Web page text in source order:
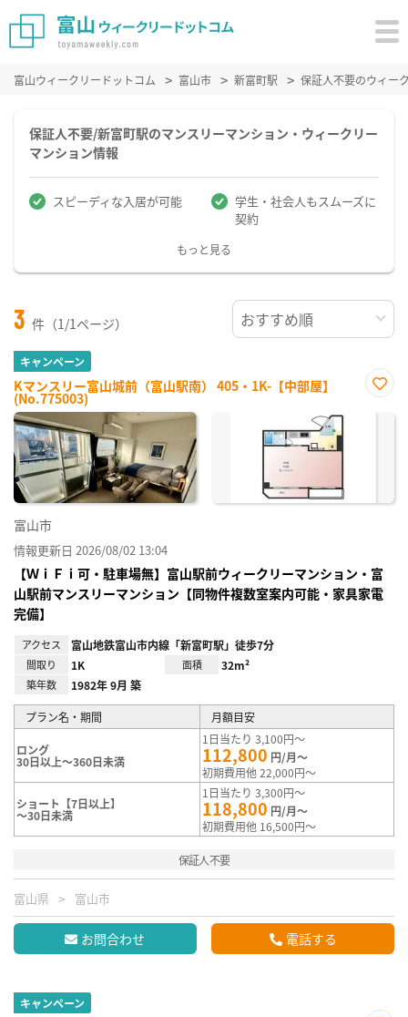
富山ウィークリードットコム 富山市 新富町駅 保証人不要のウィー
保証人不要/新富町駅のマンスリーマンション・ウィークリー
マンション情報
スピーディな入居が可能
学生・社会人もスムーズに
契約
もっと見る
3 件（1/1ページ）
キャンペーン
Kマンスリー富山城前（富山駅南） 405・1K-【中部屋】
(No.775003)
に入
富山市
情報更新日 2026/08/02 13:04
【ＷｉＦｉ可・駐車場無】富山駅前ウィークリーマンション・富
山駅前マンスリーマンション【同物件複数室案内可能・家具家電
完備】
アクセス 富山地鉄富山市内線「新富町駅」徒歩7分
間取り 1K 面積 32m²
築年数 1982年 9月 築
プラン名・期間 月額目安
ロング
30日以上～360日未満
1日当たり 3,100円～
112,800 円/月～
初期費用他 22,000円～
ショート【7日以上】
～30日未満
1日当たり 3,300円～
118,800 円/月～
初期費用他 16,500円～
保証人不要
富山県 富山市
お問合わせ 電話する
キャンペーン